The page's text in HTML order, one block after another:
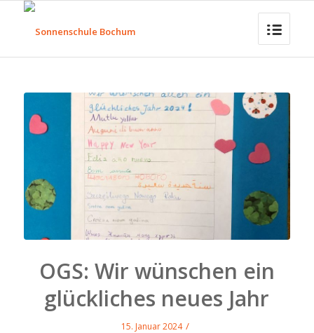
OGS: Wir wünschen ein
glückliches neues Jahr
15. Januar 2024 /